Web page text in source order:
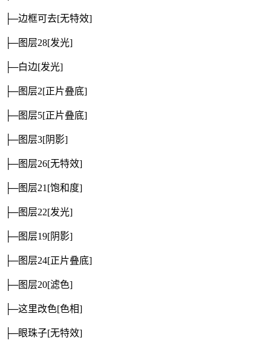
├─边框可去[无特效]
├─图层28[发光]
├─白边[发光]
├─图层2[正片叠底]
├─图层5[正片叠底]
├─图层3[阴影]
├─图层26[无特效]
├─图层21 [饱和度]
├─图层22[发光]
├─图层19[阴影]
├─图层24[正片叠底]
├─图层20[滤色]
├─这里改色[色相]
├─眼珠子[无特效]